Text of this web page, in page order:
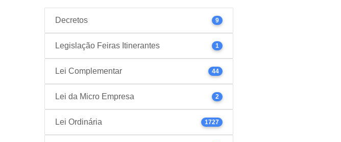
Decretos 9
Legislação Feiras Itinerantes 1
Lei Complementar 44
Lei da Micro Empresa 2
Lei Ordinária 1727